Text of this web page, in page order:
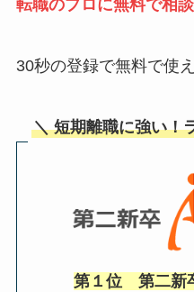
転職のプロに無料で相
30秒の登録で無料で使え
＼ 短期離職に強い！
第１位 第二新